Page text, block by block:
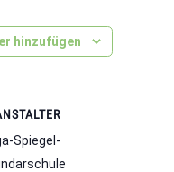
hinzufügen
Spiegel-